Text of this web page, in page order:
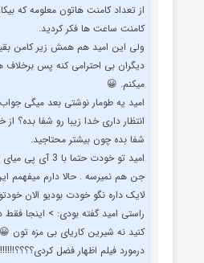
از تعداد کامنت هاتون معلومه که
کامنت ساعت ها فکر کردید.
ولی این امید هم همش زیر کامن بقیه
دیگران بی احترامی کنه پس برخلاف
میکنم. 😀
امید یه طومار نوشتی بعد میگی
انتظار داری خدا زیبا رو شفا بده؟ از
شفا بده چون بیشتر محتاجید.
امید تو خودت حتما
جن هم نمیرسه . حالا دارم میفهمم
لایک داره نگو خودت بودیو الان
راستی امید گفته بودی: > اینجا فقط
کنید نه شیرین کاریای بی مزه تون
درمورد فیلم اظهار فضل کردی؟؟؟؟!!!!!!!!